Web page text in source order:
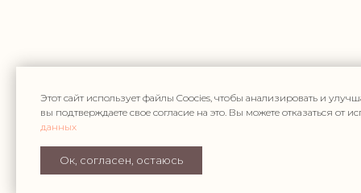
Я согласен сПолитикой обработки данных
Отправить
Этот сайт использует файлы Coocies, чтобы анализировать и
вы подтверждаете свое согласие на это. Вы можете отказаться
данных
Ок, согласен, остаюсь